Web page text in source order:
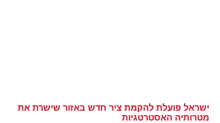
ישראל פועלת להקמת ציר חדש באזור שישרת את
מטרותיה האסטרטגיות